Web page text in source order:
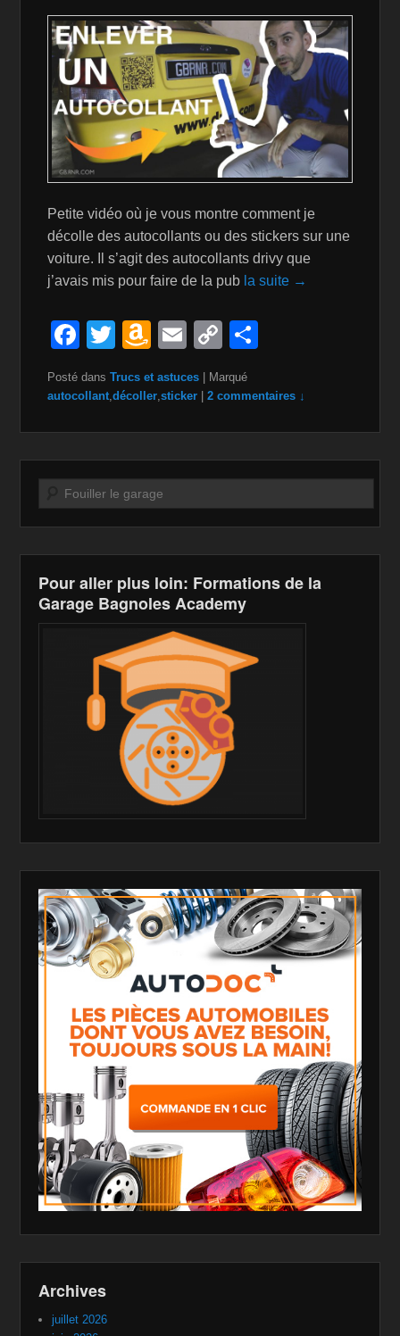
Petite vidéo où je vous montre comment je
décolle des autocollants ou des stickers sur une
voiture. Il s’agit des autocollants drivy que
j’avais mis pour faire de la pub la suite →
F
c
o
o
k
T
tt
A
a
n
W
is
h
Li
st
E
ail
C
p
n
k
ta
Posté dans Trucs et astuces
Marqué
autocollant,décoller,sticker |2 commentaires ↓
Recherche
Pour aller plus loin: Formations de la
Garage Bagnoles Academy
Archives
juillet 2026